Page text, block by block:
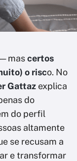
mascertos
o risco. No
Gattaz explica
do
do perfil
altamente
se recusam a
e transformar